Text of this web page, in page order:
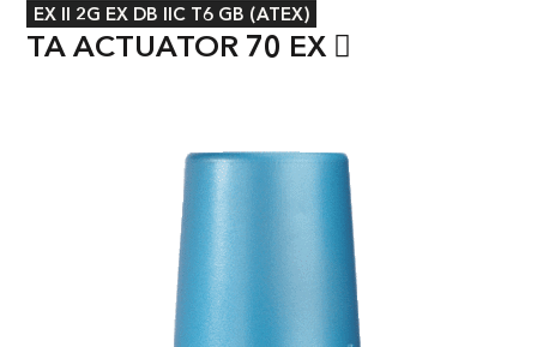
EX II 2G EX DB IIC T6 GB (ATEX)
TA ACTUATOR 70 EX